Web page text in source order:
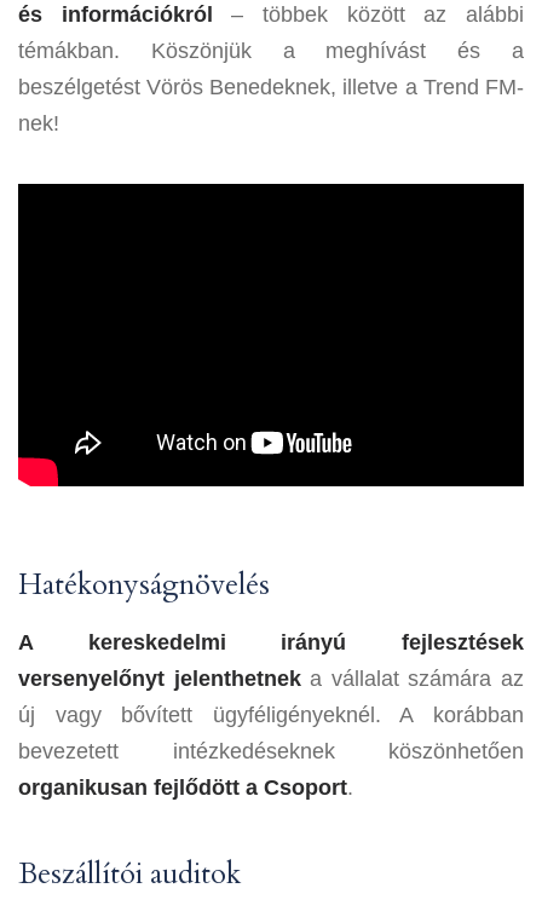
és információkról – többek között az alábbi
témákban. Köszönjük a meghívást és a
beszélgetést Vörös Benedeknek, illetve a Trend FM-
nek!
Hatékonyságnövelés
A kereskedelmi irányú fejlesztések
versenyelőnyt jelenthetneka vállalat számára az
új vagy bővített ügyféligényeknél. A korábban
bevezetett intézkedéseknek köszönhetően
organikusan fejlődött a Csoport.
Beszállítói auditok